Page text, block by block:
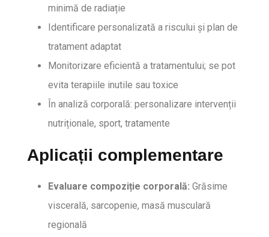
minimă de radiație
Identificare personalizată a riscului și plan de
tratament adaptat
Monitorizare eficientă a tratamentului; se pot
evita terapiile inutile sau toxice
În analiză corporală: personalizare intervenții
nutriționale, sport, tratamente
Aplicații complementare
Evaluare compoziție corporală: Grăsime
viscerală, sarcopenie, masă musculară
regională